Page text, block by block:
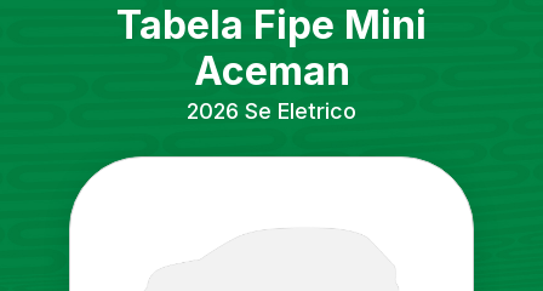
Tabela Fipe Mini
Aceman
2026 Se Eletrico